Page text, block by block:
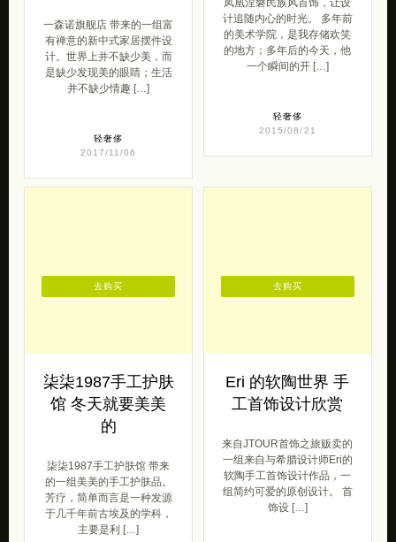
一森诺旗舰店 带来的一组富
有禅意的新中式家居摆件设
计。世界上并不缺少美，而
是缺少发现美的眼睛；生活
并不缺少情趣 […]
轻奢侈
2017/11/06
凤凰涅磐民族风首饰，让设
计追随内心的时光。 多年前
的美术学院，是我存储欢笑
的地方；多年后的今天，他
一个瞬间的开 […]
轻奢侈
2015/08/21
柒柒1987手工护肤
馆 冬天就要美美
的
柒柒1987手工护肤馆 带来
的一组美美的手工护肤品。
芳疗，简单而言是一种发源
于几千年前古埃及的学科，
主要是利 […]
去购买
Eri 的软陶世界 手
工首饰设计欣赏
来自JTOUR首饰之旅贩卖的
一组来自与希腊设计师Eri的
软陶手工首饰设计作品，一
组简约可爱的原创设计。 首
饰设 […]
去购买